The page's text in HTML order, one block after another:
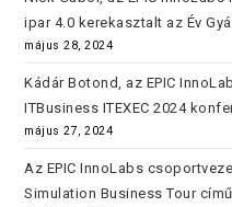
ipar 4.0 kerekasztalt az Év
május 28, 2024
Kádár Botond, az EPIC
ITBusiness ITEXEC 2024
május 27, 2024
Az EPIC InnoLabs
Simulation Business Tour